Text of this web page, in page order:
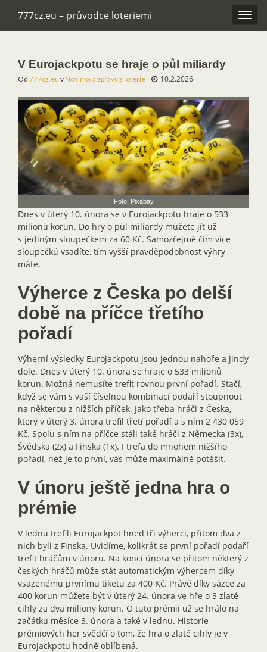
777cz.eu – průvodce loteriemi
V Eurojackpotu se hraje o půl miliardy
Od 777cz.eu vNovinky a zprávy z loterie 10.2.2026
Foto: Pixabay
Dnes v úterý 10. února se v Eurojackpotu hraje o 533
milionů korun. Do hry o půl miliardy můžete jít už
s jediným sloupečkem za 60 Kč. Samozřejmě čím více
sloupečků vsadíte, tím vyšší pravděpodobnost výhry
máte.
Výherce z Česka po delší
době na příčce třetího
pořadí
Výherní výsledky Eurojackpotu jsou jednou nahoře a jindy
dole. Dnes v úterý 10. února se hraje o 533 milionů
korun. Možná nemusíte trefit rovnou první pořadí. Stačí,
když se vám s vaší číselnou kombinací podaří stoupnout
na některou z nižších příček. Jako třeba hráči z Česka,
který v úterý 3. února trefil třetí pořadí a s ním 2 430 059
Kč. Spolu s ním na příčce stáli také hráči z Německa (3x),
Švédska (2x) a Finska (1x). I trefa do mnohem nižšího
pořadí, než je to první, vás může maximálně potěšit.
V únoru ještě jedna hra o
prémie
V lednu trefili Eurojackpot hned tři výherci, přitom dva z
nich byli z Finska. Uvidíme, kolikrát se první pořadí podaří
trefit hráčům v únoru. Na konci února se přitom některý z
českých hráčů může stát automatickým výhercem díky
vsazenému prvnímu tiketu za 400 Kč. Právě díky sázce za
400 korun můžete být v úterý 24. února ve hře o 3 zlaté
cihly za dva miliony korun. O tuto prémii už se hrálo na
začátku měsíce 3. února a také v lednu. Historie
prémiových her svědčí o tom, že hra o zlaté cihly je v
Eurojackpotu hodně oblíbená.